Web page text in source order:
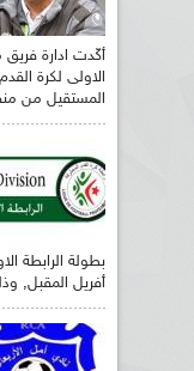
أكّدت ادارة فريق
الاولى لكرة
المستقيل من
أفريل المقبل,